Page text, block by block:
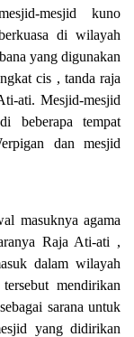
mesjid kuno
di wilayah
yang digunakan
cis , tanda raja
ati. Mesjid-mesjid
beberapa tempat
dan mesjid
masuknya agama
Raja Ati-ati ,
dalam wilayah
mendirikan
sarana untuk
yang didirikan